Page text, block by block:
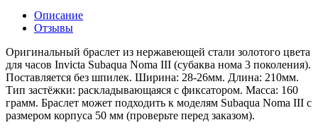
Описание
Отзывы
Оригинальный браслет из нержавеющей стали золотого цвета
для часов Invicta Subaqua Noma III (субаква нома 3 поколения).
Поставляется без шпилек. Ширина: 28-26мм. Длина: 210мм.
Тип застёжки: раскладывающаяся с фиксатором. Масса: 160
грамм. Браслет может подходить к моделям Subaqua Noma III с
размером корпуса 50 мм (проверьте перед заказом).